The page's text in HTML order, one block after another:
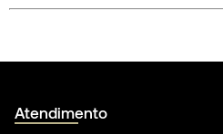
Atendimento